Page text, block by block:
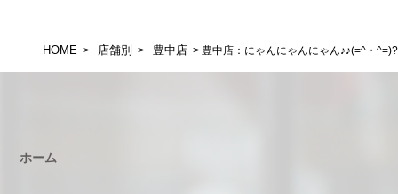
HOME > 店舗別 > 豊中店 > 豊中店：にゃんにゃんにゃん♪♪(=^・^=)?
ホーム